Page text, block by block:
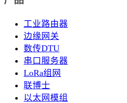
工业路由器
边缘网关
数传DTU
串口服务器
LoRa组网
联博士
以太网模组